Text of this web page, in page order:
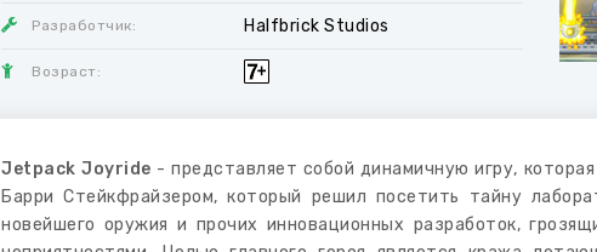
Разработчик: Halfbrick Studios
Возраст:
Jetpack Joyride - представляет собой динамичную игру,
Барри Стейкфрайзером, который решил посетить тайну
новейшего оружия и прочих инновационных разработок,